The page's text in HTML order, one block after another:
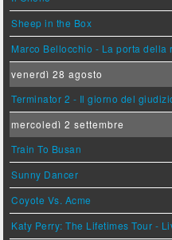
Sheep in the Box
Marco Bellocchio - La porta della
venerdì 28 agosto
Terminator 2 - Il giorno del
mercoledì 2 settembre
Train To Busan
Sunny Dancer
Coyote Vs. Acme
Katy Perry: The Lifetimes Tour -